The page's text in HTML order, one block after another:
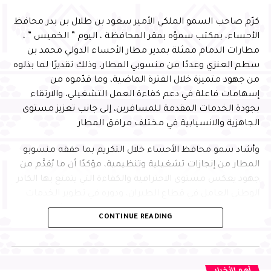
كرّم صاحب السمو الملكي الأمير سعود بن طلال بن بدر محافظ
الأحساء، بمكتب سموّه بمقر المحافظة ، اليوم ” الخميس ” ،
مطارات الدمام ممثلة بمدير مطار الأحساء الدولي محمد بن
سطم العنزي وعددًا من منسوبي المطار، وذلك تقديرًا لما بذلوه
من جهود متميزة خلال الفترة الماضية، وما قدّموه من
إسهامات فاعلة في دعم كفاءة العمل التشغيلي، والارتقاء
بجودة الخدمات المقدمة للمسافرين، إلى جانب تعزيز مستوى
الجاهزية والانسيابية في مختلف مرافق المطار
وأشاد سمو محافظ الأحساء خلال التكريم بما حققه منسوبو
المطار من إنجازات تشغيلية وتنظيمية، مؤكدًا أن ما يُقدَّم من
جهود يعكس مستوى الاحترافية والكفاءة التي يتمتع بها الكادر
وتحسين تجربة المسافر، بما يواكب مستهدفات رؤية المملكة
وأكد سموّه أن هذا التكريم يأتي في إطار الدعم المستمر من
القيادة الرشيدة -حفظها الله- لتحفيز الكفاءات الوطنية في
CONTINUE READING